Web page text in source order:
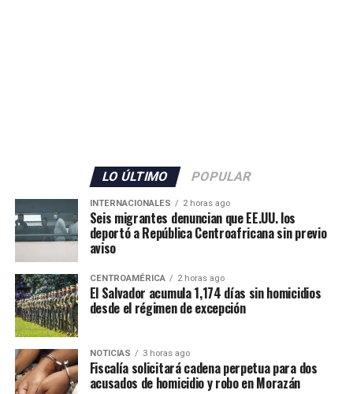
LO ÚLTIMO POPULAR
INTERNACIONALES 2 horas ago
Seis migrantes denuncian que EE.UU. los
deportó a República Centroafricana sin previo
aviso
CENTROAMÉRICA 2 horas ago
El Salvador acumula 1,174 días sin homicidios
desde el régimen de excepción
NOTICIAS 3 horas ago
Fiscalía solicitará cadena perpetua para dos
acusados de homicidio y robo en Morazán